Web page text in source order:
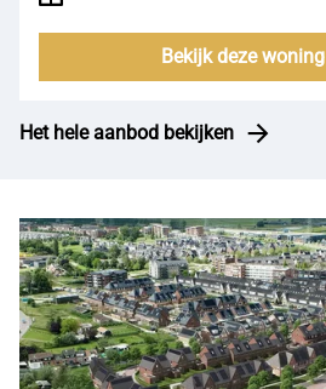
Bekijk deze woning
Het hele aanbod bekijken